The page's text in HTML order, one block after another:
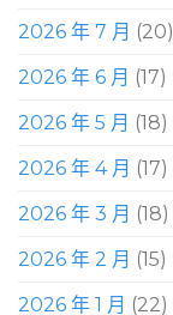
2026 年 7 月 (20)
2026 年 6 月 (17)
2026 年 5 月 (18)
2026 年 4 月 (17)
2026 年 3 月 (18)
2026 年 2 月 (15)
2026 年 1 月 (22)